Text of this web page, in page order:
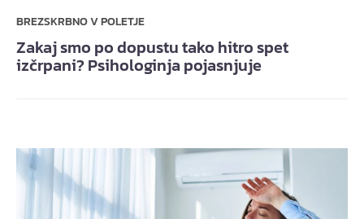
BREZSKRBNO V POLETJE
Zakaj smo po dopustu tako hitro spet
izčrpani? Psihologinja pojasnjuje